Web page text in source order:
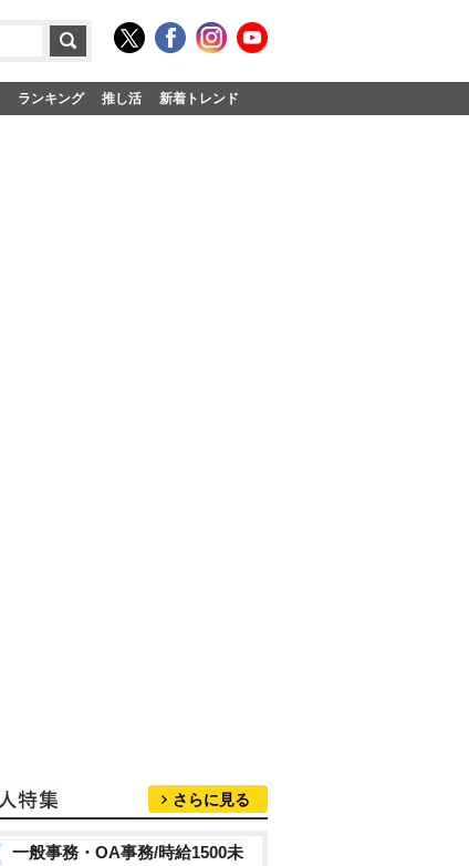
ランキング 推し活 新着トレンド
さらに見る
一般事務・OA事務/時給1500未